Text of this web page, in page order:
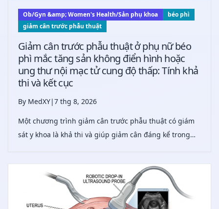
Ob/Gyn &amp; Women's Health/Sản phụ khoa
béo phì
giảm cân trước phẫu thuật
Giảm cân trước phẫu thuật ở phụ nữ béo
phì mắc tăng sản không điển hình hoặc
ung thư nội mạc tử cung độ thấp: Tính khả
thi và kết cục
By MedXY|7 thg 8, 2026
Một chương trình giảm cân trước phẫu thuật có giám
sát y khoa là khả thi và giúp giảm cân đáng kể trong
hình hoặc ung thư biểu mô nội mạc tử cung độ thấp.
Cần thêm nghiên cứu để xác nhận lợi